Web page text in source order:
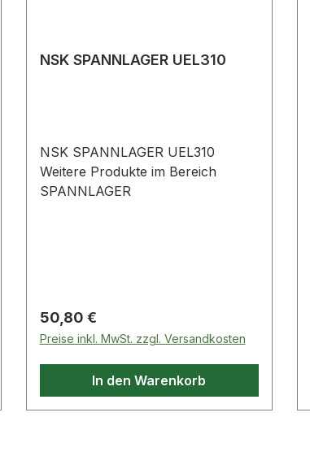
NSK SPANNLAGER UEL310
NSK SPANNLAGER UEL310
Weitere Produkte im Bereich
SPANNLAGER
Regulärer Preis:
50,80 €
Preise inkl. MwSt. zzgl. Versandkosten
In den Warenkorb